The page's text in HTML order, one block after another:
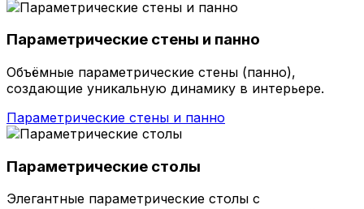
Параметрические стены и панно
Объёмные параметрические стены (панно),
создающие уникальную динамику в интерьере.
Параметрические стены и панно
Параметрические столы
Элегантные параметрические столы с